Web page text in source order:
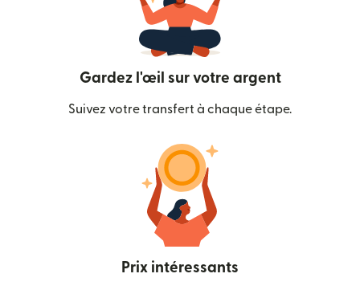
Gardez l'œil sur votre argent
Suivez votre transfert à chaque étape.
Prix intéressants